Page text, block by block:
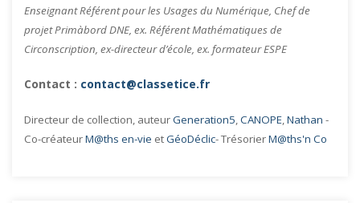
Enseignant Référent pour les Usages du Numérique, Chef de
projet Primàbord DNE, ex. Référent Mathématiques de
Circonscription, ex-directeur d’école, ex. formateur ESPE
Contact : contact@classetice.fr
Directeur de collection, auteurGeneration5,CANOPE,Nathan -
Co-créateurM@ths en-vie etGéoDéclic- TrésorierM@ths'n Co